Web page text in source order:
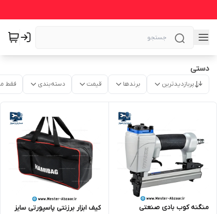
دستی
پربازدیدترین برندها قیمت دسته‌بندی فقط
منگنه کوب بادی صنعتی
کیف ابزار برزنتی پاسپورتی سایز